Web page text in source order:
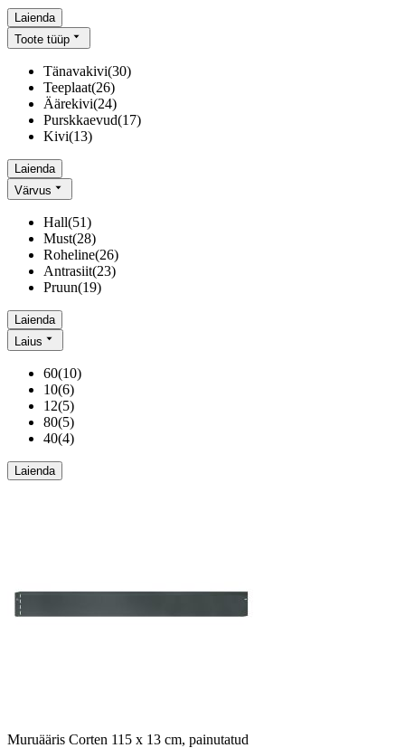
Laienda
Toote tüüp
Tänavakivi(30)
Teeplaat(26)
Äärekivi(24)
Purskkaevud(17)
Kivi(13)
Laienda
Värvus
Hall(51)
Must(28)
Roheline(26)
Antrasiit(23)
Pruun(19)
Laienda
Laius
60(10)
10(6)
12(5)
80(5)
40(4)
Laienda
Muruääris Corten 115 x 13 cm, painutatud